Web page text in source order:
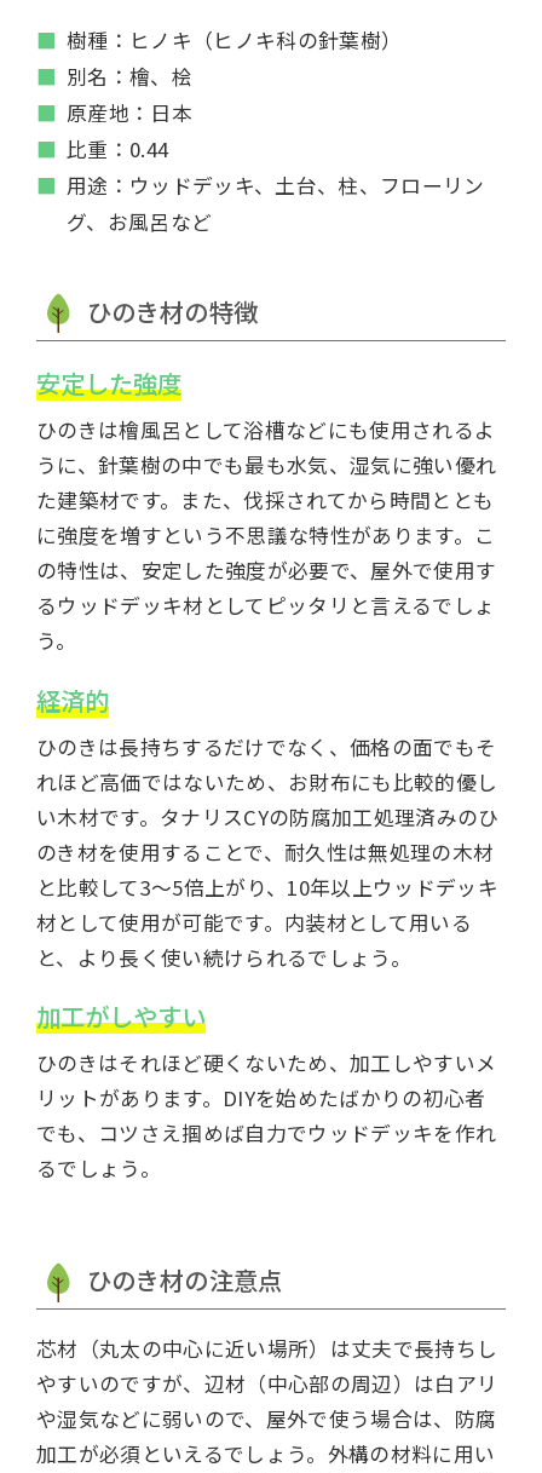
樹種：ヒノキ（ヒノキ科の針葉樹）
別名：檜、桧
原産地：日本
比重：0.44
用途：ウッドデッキ、土台、柱、フローリン
グ、お風呂など
ひのき材の特徴
安定した強度
ひのきは檜風呂として浴槽などにも使用されるよ
うに、針葉樹の中でも最も水気、湿気に強い優れ
た建築材です。また、伐採されてから時間ととも
に強度を増すという不思議な特性があります。こ
の特性は、安定した強度が必要で、屋外で使用す
るウッドデッキ材としてピッタリと言えるでしょ
う。
経済的
ひのきは長持ちするだけでなく、価格の面でもそ
れほど高価ではないため、お財布にも比較的優し
い木材です。タナリスCYの防腐加工処理済みのひ
のき材を使用することで、耐久性は無処理の木材
と比較して3〜5倍上がり、10年以上ウッドデッキ
材として使用が可能です。内装材として用いる
と、より長く使い続けられるでしょう。
加工がしやすい
ひのきはそれほど硬くないため、加工しやすいメ
リットがあります。DIYを始めたばかりの初心者
でも、コツさえ掴めば自力でウッドデッキを作れ
るでしょう。
ひのき材の注意点
芯材（丸太の中心に近い場所）は丈夫で長持ちし
やすいのですが、辺材（中心部の周辺）は白アリ
や湿気などに弱いので、屋外で使う場合は、防腐
加工が必須といえるでしょう。外構の材料に用い